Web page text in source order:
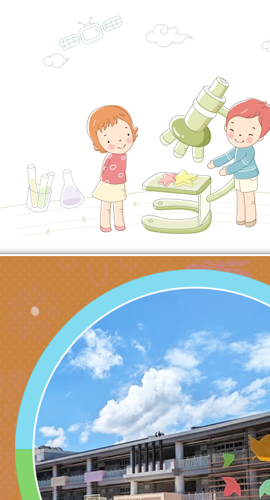
代的親職教養」海報
委託辦理「2026臺
摩據點視覺設計競賽
檢送桃園市政府LED
字稿
函轉教育部訂於115
(星期六)下午2時至5
立臺灣科學教育館（
林區士商路189號）
理「115年度515國
導及系列座談活動」
檢送本市115學年度
術才能音樂班鑑定二
函轉本府新聞處115
安全宣導
檢送本府新聞處115
安全宣導
有關衛生福利部辦理
逆境少年家庭支持服
員專業輔導及效能精
北、中、南共3場次
訓練
轉知社團法人中華民
礙聯盟辦理「2026
少意見交流大會」簡
台灣遊戲治療學會將
月至8月舉辦「空間
多元文化遊戲室之規
造」、「阿德勒心理
學諮商輔導的應用」
不只是遊戲 - 兒童遊
門工作坊 （中部場
檢送行政院新聞傳
月份公共服務政策溝
訊
桃園市龜山區大坑國
理114學年度整合性
育講座「爸媽不暴走
成長」
台灣遊戲治療學會
日舉辦「空間的療癒
文化遊戲室之規畫與
檢送衛生福利部「政
材應注意之可及性格
有關本市桃園區中埔
「桃園市115年度兒
情緒管理訓練-獨輪
施計畫」
有關國立羅東高級中
「生命教育議題深化
議題論壇與生命塔羅
檢送LED跑馬燈文字
託播影片
有關教育部特殊教育